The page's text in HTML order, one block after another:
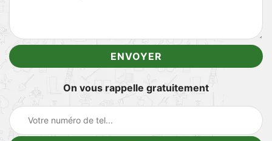
On vous rappelle gratuitement